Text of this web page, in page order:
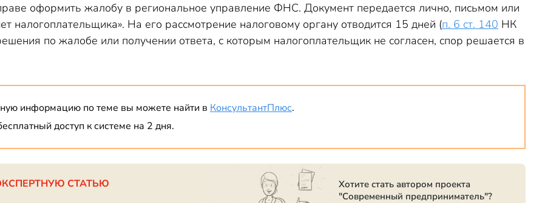
оформить жалобу в региональное управление ФНС. Документ передается лично, письмом или
налогоплательщика». На его рассмотрение налоговому органу отводится 15 дней (п. 6 ст. 140 НК
по жалобе или получении ответа, с которым налогоплательщик не согласен, спор решается в
информацию по теме вы можете найти в КонсультантПлюс.
доступ к системе на 2 дня.
СТАТЬЮ
Хотите стать автором проекта
"Современный предприниматель"?